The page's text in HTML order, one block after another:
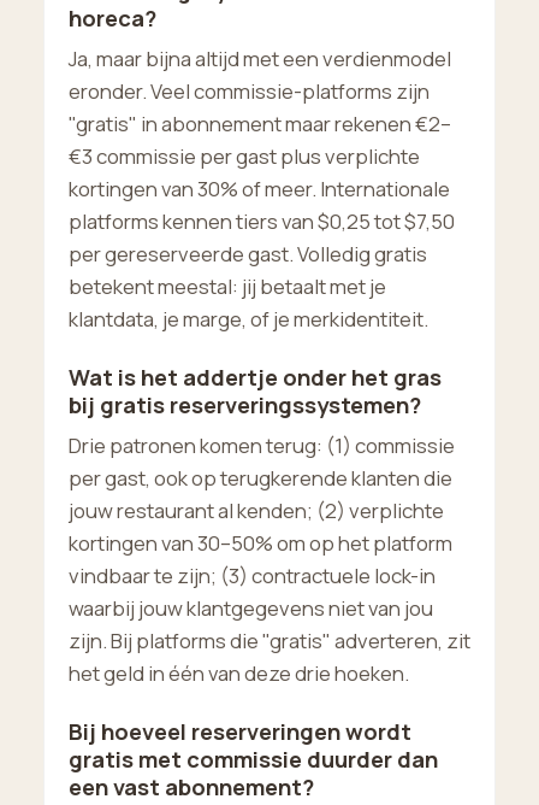
horeca?
Ja, maar bijna altijd met een verdienmodel
eronder. Veel commissie-platforms zijn
"gratis" in abonnement maar rekenen €2–
€3 commissie per gast plus verplichte
kortingen van 30% of meer. Internationale
platforms kennen tiers van $0,25 tot $7,50
per gereserveerde gast. Volledig gratis
betekent meestal: jij betaalt met je
klantdata, je marge, of je merkidentiteit.
Wat is het addertje onder het gras
bij gratis reserveringssystemen?
Drie patronen komen terug: (1) commissie
per gast, ook op terugkerende klanten die
jouw restaurant al kenden; (2) verplichte
kortingen van 30–50% om op het platform
vindbaar te zijn; (3) contractuele lock-in
waarbij jouw klantgegevens niet van jou
zijn. Bij platforms die "gratis" adverteren, zit
het geld in één van deze drie hoeken.
Bij hoeveel reserveringen wordt
gratis met commissie duurder dan
een vast abonnement?